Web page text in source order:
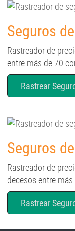
Seguros
Rastreador de
entre más de 70
Rastrear
Seguros
Rastreador de
decesos entre
Rastrear